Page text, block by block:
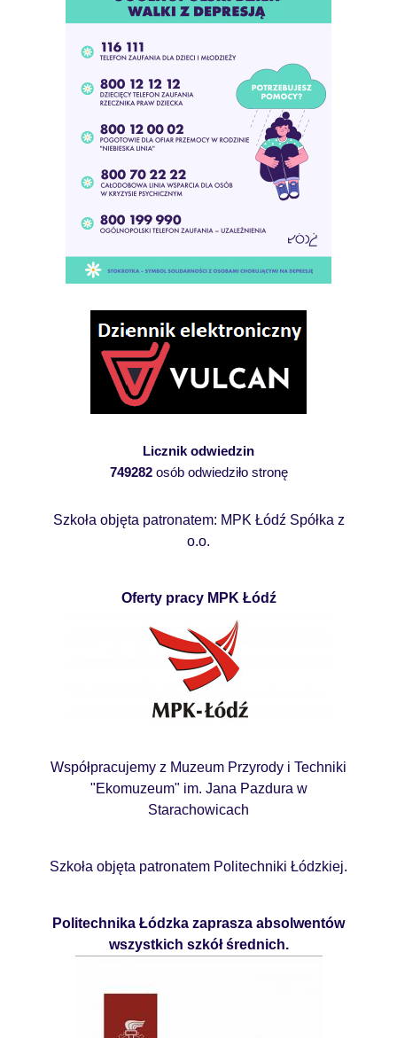
Licznik odwiedzin
749282osób odwiedziło stronę
Szkoła objęta patronatem: MPK Łódź Spółka z
o.o.
Oferty pracy MPK Łódź
Współpracujemy z Muzeum Przyrody i Techniki
"Ekomuzeum" im. Jana Pazdura w
Starachowicach
Szkoła objęta patronatem Politechniki Łódzkiej.
Politechnika Łódzka zaprasza absolwentów
wszystkich szkół średnich.